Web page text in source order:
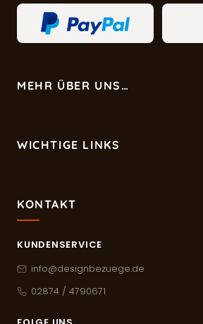
MEHR ÜBER UNS…
WICHTIGE LINKS
KONTAKT
KUNDENSERVICE
info@designbezuege.de
02874 / 4790671